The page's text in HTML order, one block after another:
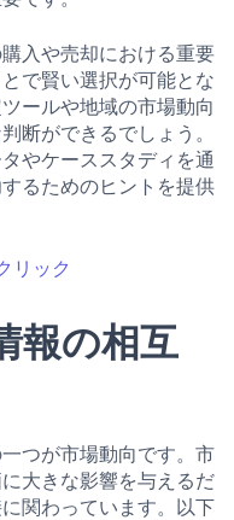
入や売却における重要
で賢い選択が可能とな
ールや地域の市場動向
断ができるでしょう。
やケーススタディを通
るためのヒントを提供
リック
報の相互
つが市場動向です。市
大きな影響を与えるだ
関わっています。以下